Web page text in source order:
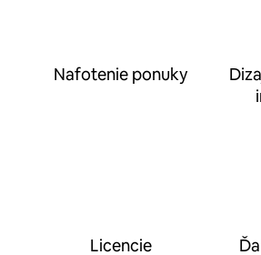
Nafotenie ponuky
Licencie